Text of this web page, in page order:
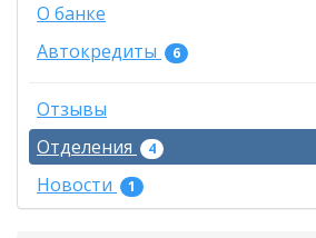
О банке
Автокредиты
6
Отзывы
Отделения
4
Новости 1